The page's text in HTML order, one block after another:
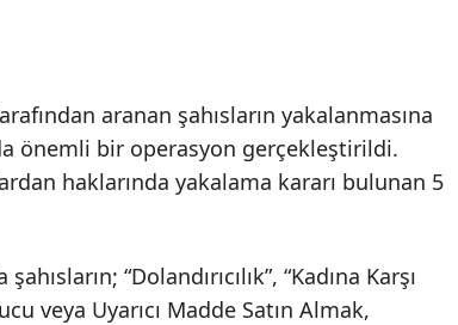
aranan şahısların yakalanmasına
önemli bir operasyon gerçekleştirildi.
haklarında yakalama kararı bulunan 5
“Dolandırıcılık”, “Kadına Karşı
veya Uyarıcı Madde Satın Almak,